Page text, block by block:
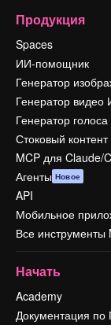
Продукция
Spaces
ИИ-помощник
Генератор
Генератор видео
Генератор
Стоковый контент
MCP для Claude/
Агенты Новое
API
Мобильное
Все инструменты
Начать
Academy
Документация по